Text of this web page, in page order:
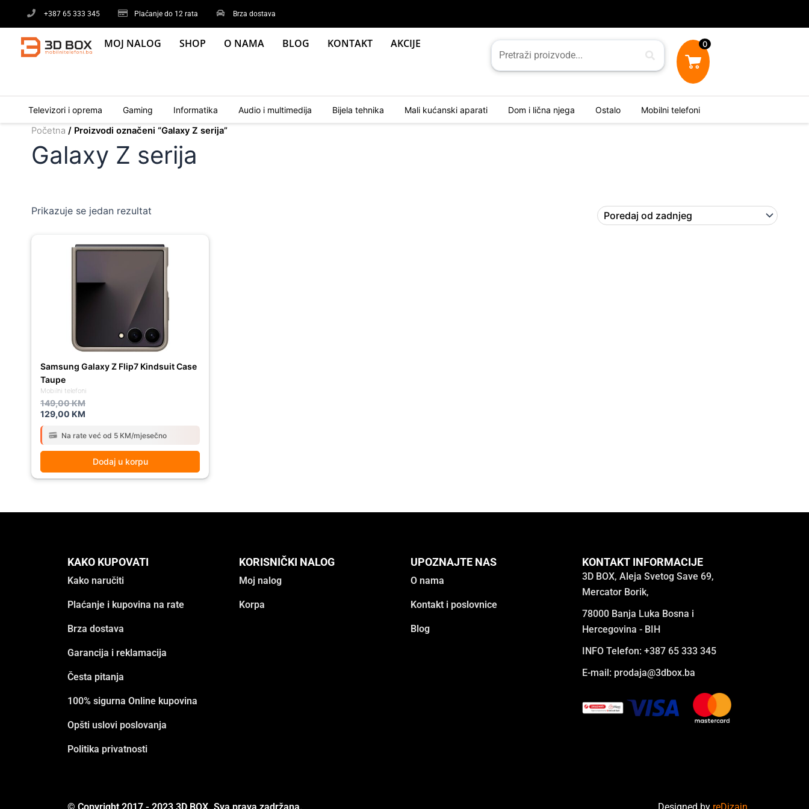
content
+387 65 333 345 Plaćanje do 12 rata Brza dostava
MOJ NALOG SHOP O NAMA BLOG KONTAKT AKCIJE 0
Televizori i oprema Gaming Informatika Audio i multimedija Bijela tehnika Mali kućanski aparati Dom i lična njega Ostalo Mobilni telefoni
Početna / Proizvodi označeni “Galaxy Z serija”
Galaxy Z serija
Prikazuje se jedan rezultat
Mobilni telefoni
Samsung Galaxy Z Flip7 Kindsuit Case
Taupe
149,00KM
129,00 KM
Na rate već od 5 KM/mjesečno
Dodaj u korpu
KAKO KUPOVATI
Kako naručiti
Plaćanje i kupovina na rate
Brza dostava
Garancija i reklamacija
Česta pitanja
100% sigurna Online kupovina
Opšti uslovi poslovanja
Politika privatnosti
KORISNIČKI NALOG
Moj nalog
Korpa
UPOZNAJTE NAS
O nama
Kontakt i poslovnice
Blog
KONTAKT INFORMACIJE
3D BOX, Aleja Svetog Save 69,
Mercator Borik,
78000 Banja Luka Bosna i
Hercegovina - BIH
INFO Telefon: +387 65 333 345
E-mail: prodaja@3dbox.ba